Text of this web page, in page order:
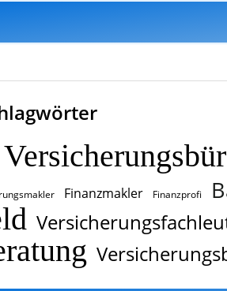
Finanzmakler Finanzprofi